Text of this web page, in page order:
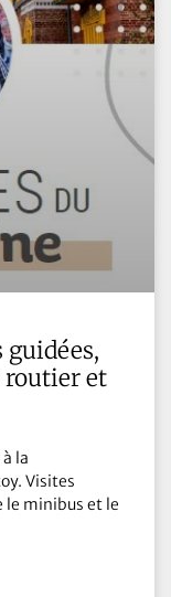
routier et
la
Visites
le minibus et le